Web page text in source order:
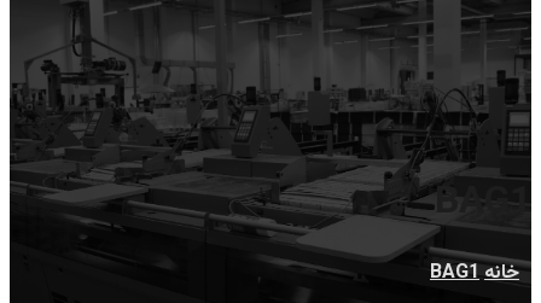
BAG1
خانهBAG1